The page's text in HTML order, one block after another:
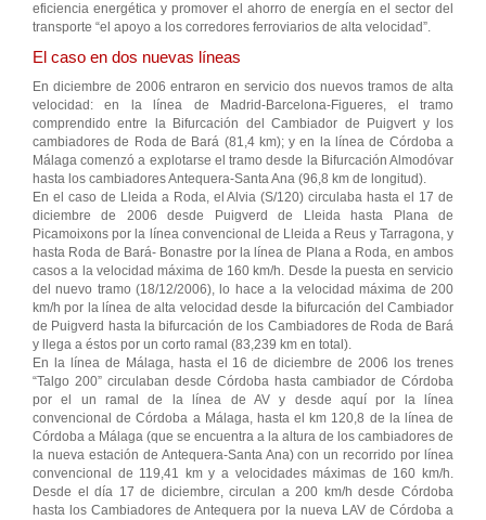
eficiencia energética y promover el ahorro de energía en el sector del
transporte “el apoyo a los corredores ferroviarios de alta velocidad”.
El caso en dos nuevas líneas
En diciembre de 2006 entraron en servicio dos nuevos tramos de alta
velocidad: en la línea de Madrid-Barcelona-Figueres, el tramo
comprendido entre la Bifurcación del Cambiador de Puigvert y los
cambiadores de Roda de Bará (81,4 km); y en la línea de Córdoba a
Málaga comenzó a explotarse el tramo desde la Bifurcación Almodóvar
hasta los cambiadores Antequera-Santa Ana (96,8 km de longitud).
En el caso de Lleida a Roda, el Alvia (S/120) circulaba hasta el 17 de
diciembre de 2006 desde Puigverd de Lleida hasta Plana de
Picamoixons por la línea convencional de Lleida a Reus y Tarragona, y
hasta Roda de Bará- Bonastre por la línea de Plana a Roda, en ambos
casos a la velocidad máxima de 160 km/h. Desde la puesta en servicio
del nuevo tramo (18/12/2006), lo hace a la velocidad máxima de 200
km/h por la línea de alta velocidad desde la bifurcación del Cambiador
de Puigverd hasta la bifurcación de los Cambiadores de Roda de Bará
y llega a éstos por un corto ramal (83,239 km en total).
En la línea de Málaga, hasta el 16 de diciembre de 2006 los trenes
“Talgo 200” circulaban desde Córdoba hasta cambiador de Córdoba
por el un ramal de la línea de AV y desde aquí por la línea
convencional de Córdoba a Málaga, hasta el km 120,8 de la línea de
Córdoba a Málaga (que se encuentra a la altura de los cambiadores de
la nueva estación de Antequera-Santa Ana) con un recorrido por línea
convencional de 119,41 km y a velocidades máximas de 160 km/h.
Desde el día 17 de diciembre, circulan a 200 km/h desde Córdoba
hasta los Cambiadores de Antequera por la nueva LAV de Córdoba a